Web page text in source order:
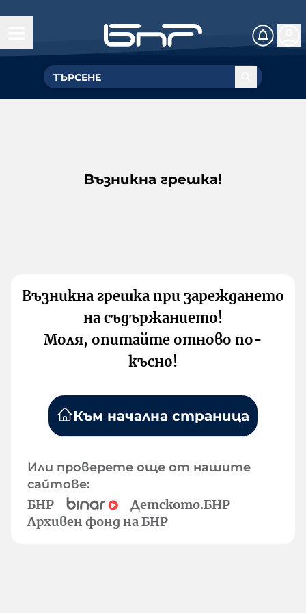
Възникна грешка!
Възникна грешка при зареждането
на съдържанието!
Моля, опитайте отново по-
късно!
Към начална страница
Или проверете още от нашите
сайтове:
БНР
Детското.БНР
Архивен фонд на БНР